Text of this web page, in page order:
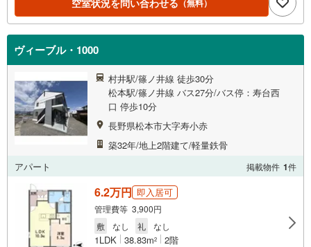
空室状況を問い合わせる
ヴィーブル・1000
村井駅/篠ノ井線 徒歩30分
松本駅/篠ノ井線 バス27分/バス停：寿台西
口 停歩10分
長野県松本市大字寿小赤
築32年/地上2階建て/軽量鉄骨
アパート
掲載物件 1件
6.2万円 即入居可
管理費等 3,900円
敷
なし 礼 なし
1LDK 38.83m2 2階